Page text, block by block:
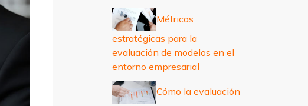
r
:
Métricas
estratégicas para la
evaluación de modelos en el
entorno empresarial
Cómo la evaluación